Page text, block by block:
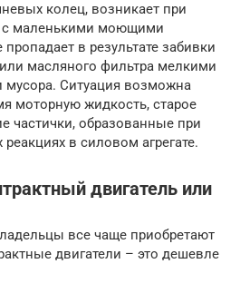
колец, возникает при
с маленькими моющими
в результате забивки
масляного фильтра мелкими
мусора. Ситуация возможна
моторную жидкость, старое
частички, образованные при
в силовом агрегате.
двигатель или
все чаще приобретают
двигатели – это дешевле